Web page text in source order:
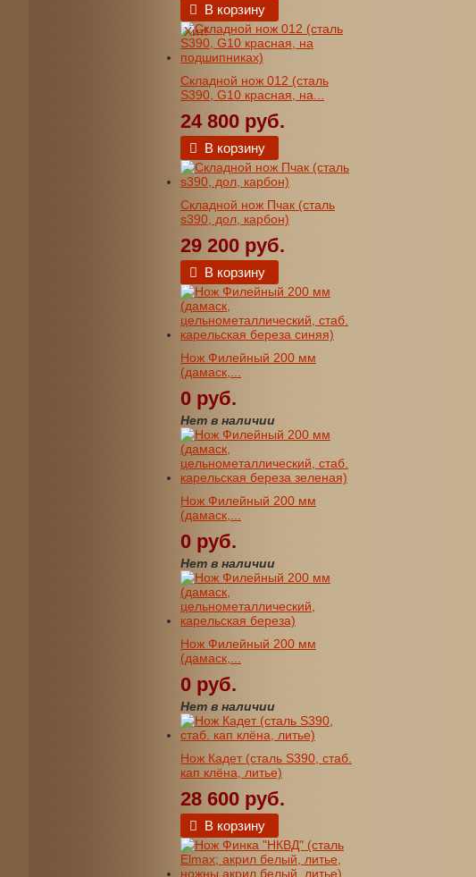
В корзину
Хит!
Складной нож 012 (сталь
S390, G10 красная, на...
24 800 руб.
В корзину
Складной нож Пчак (сталь
s390, дол, карбон)
29 200 руб.
В корзину
Нож Филейный 200 мм
(дамаск,...
0 руб.
Нет в наличии
Нож Филейный 200 мм
(дамаск,...
0 руб.
Нет в наличии
Нож Филейный 200 мм
(дамаск,...
0 руб.
Нет в наличии
Нож Кадет (сталь S390, стаб.
кап клёна, литье)
28 600 руб.
В корзину